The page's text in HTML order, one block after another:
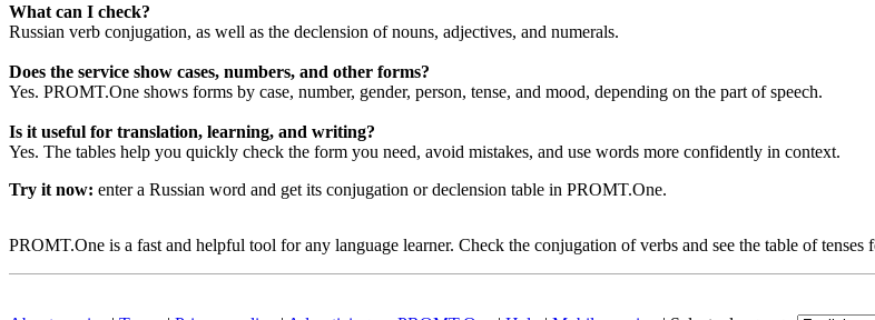
What can I check?
Russian verb conjugation, as well as the declension of nouns, adjectives, and numerals.
Does the service show cases, numbers, and other forms?
Yes. PROMT.One shows forms by case, number, gender, person, tense, and mood, depending on the part of speech.
Is it useful for translation, learning, and writing?
Yes. The tables help you quickly check the form you need, avoid mistakes, and use words more confidently in context.
Try it now: enter a Russian word and get its conjugation or declension table in PROMT.One.
PROMT.One is a fast and helpful tool for any language learner. Check the conjugation of verbs and see the table of tenses